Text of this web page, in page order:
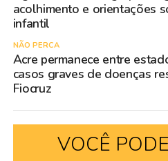
acolhimento e orientações
infantil
NÃO PERCA
Acre permanece entre
casos graves de doenças
Fiocruz
VOCÊ